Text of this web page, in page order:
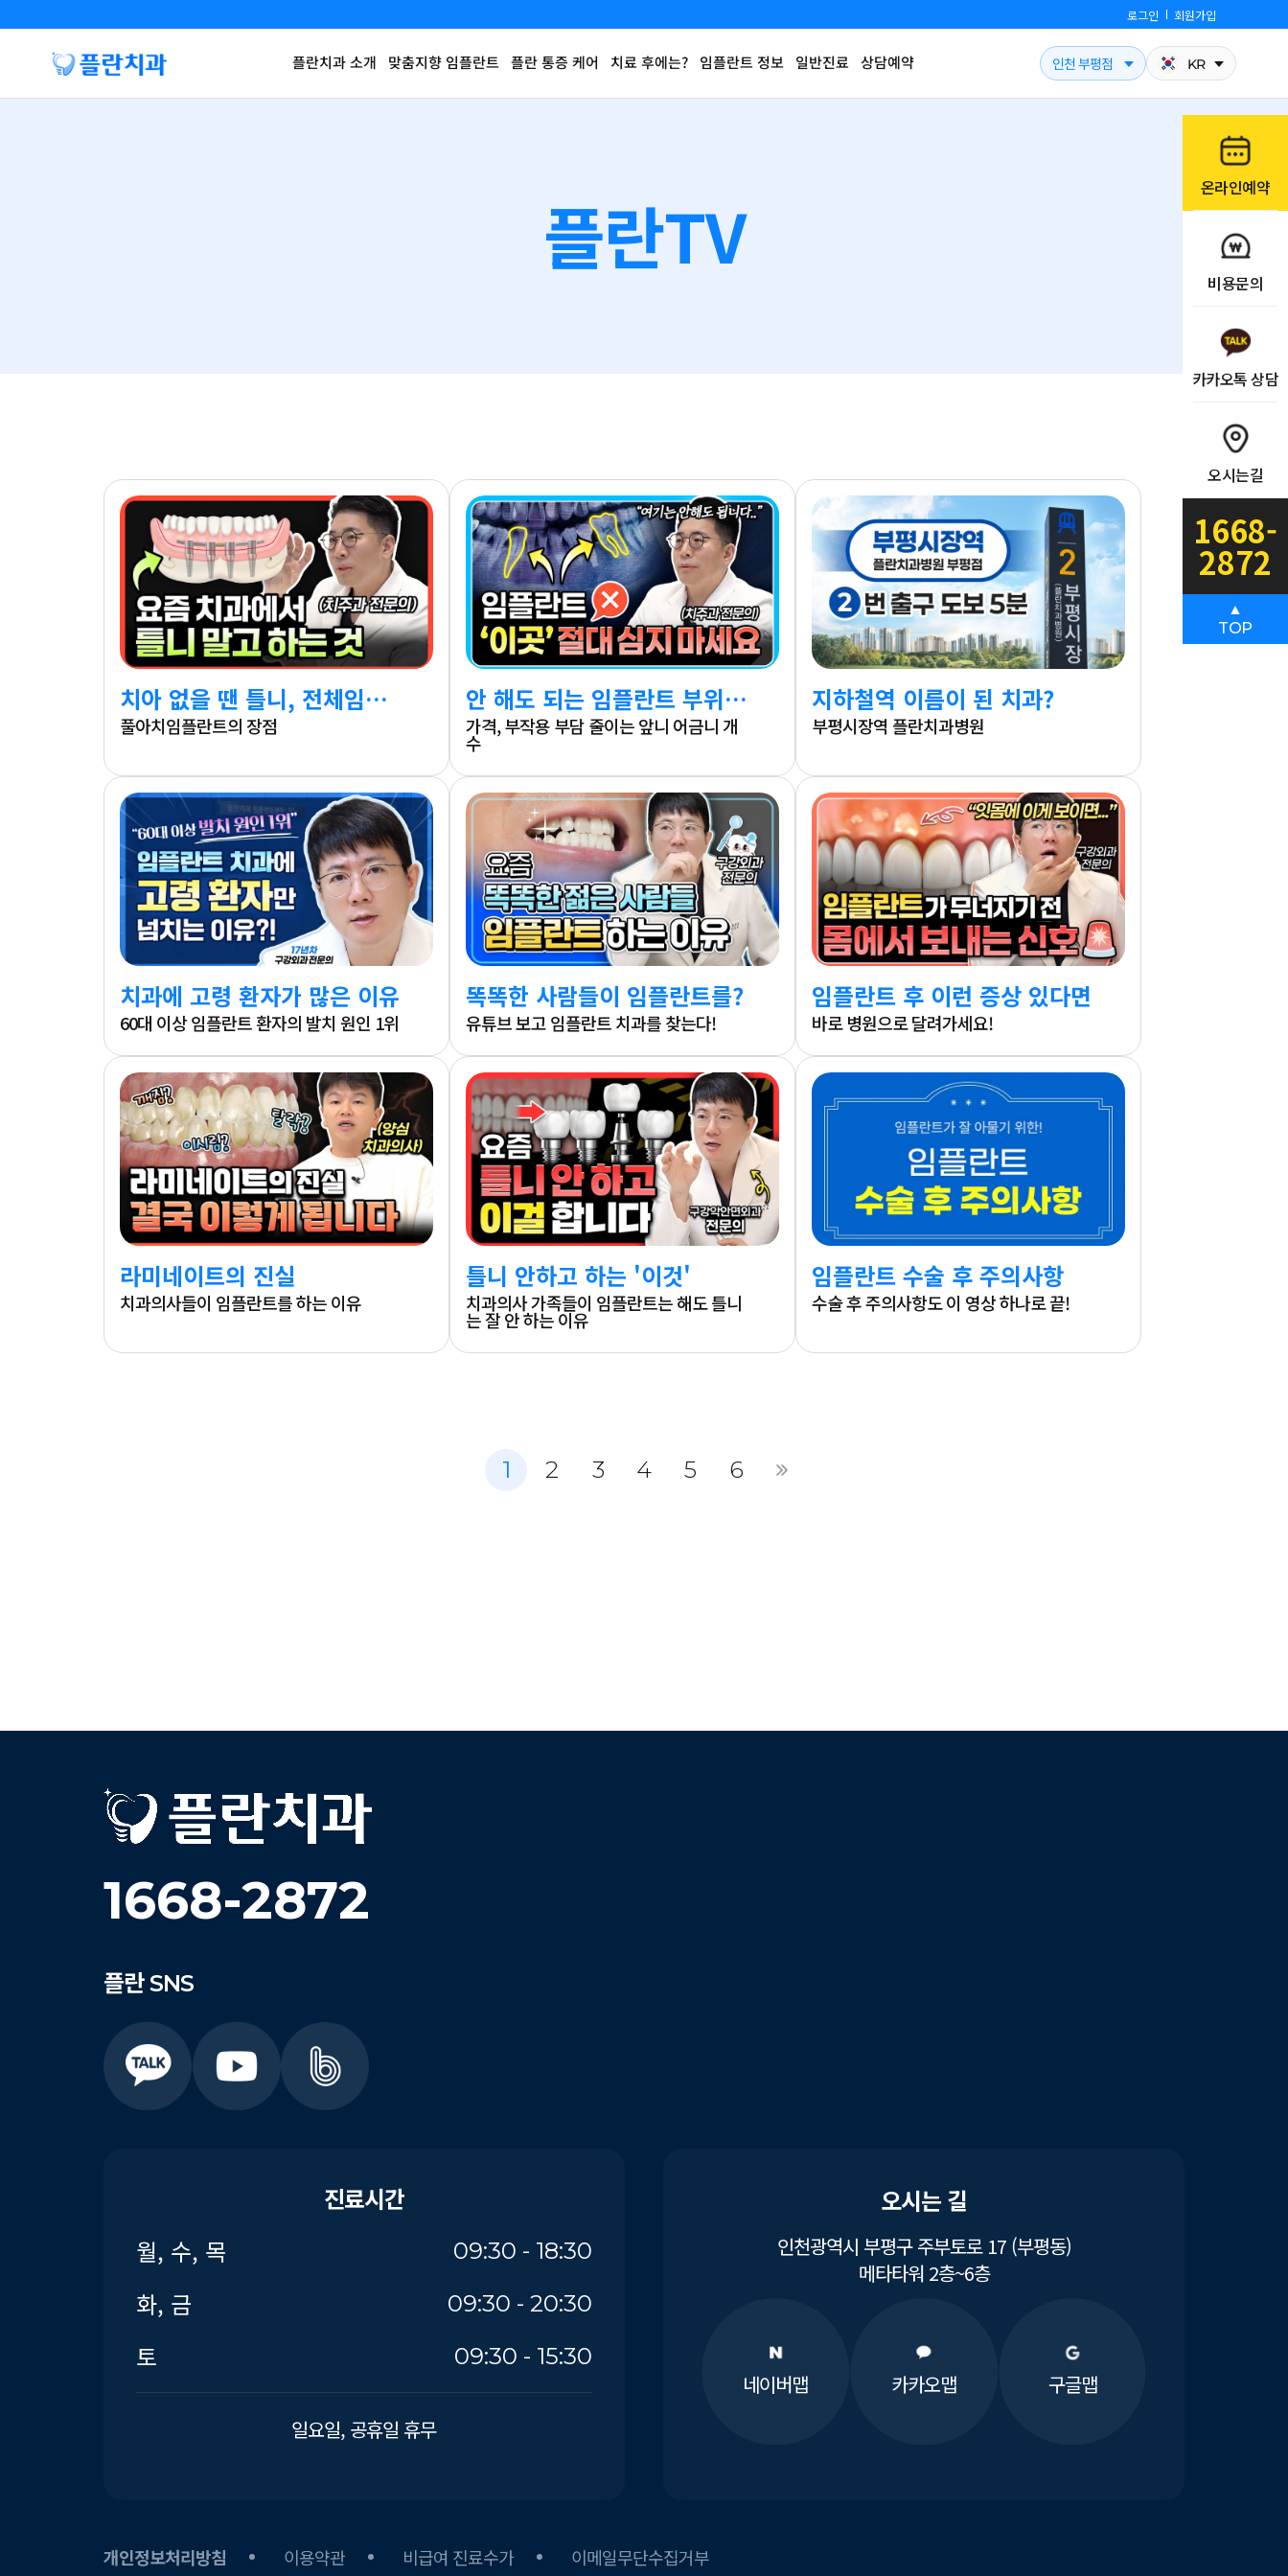
로그인 회원가입
플란치과 소개 맞춤지향 임플란트 플란 통증 케어 치료 후에는? 임플란트 정보 일반진료 상담예약 인천 부평점 KR
플란TV
치아 없을 땐 틀니, 전체임플란트 말고 이걸 많이 합니다.
풀아치임플란트의 장점
안 해도 되는 임플란트 부위 공개합니다.
가격, 부작용 부담 줄이는 앞니 어금니 개
수
지하철역 이름이 된 치과?
부평시장역 플란치과병원
치과에 고령 환자가 많은 이유
60대 이상 임플란트 환자의 발치 원인 1위
똑똑한 사람들이 임플란트를?
유튜브 보고 임플란트 치과를 찾는다!
임플란트 후 이런 증상 있다면
바로 병원으로 달려가세요!
라미네이트의 진실
치과의사들이 임플란트를 하는 이유
틀니 안하고 하는 '이것'
치과의사 가족들이 임플란트는 해도 틀니
는 잘 안 하는 이유
임플란트 수술 후 주의사항
수술 후 주의사항도 이 영상 하나로 끝!
1 2 3 4 5 6
1668-2872
플란SNS
진료시간
월, 수, 목
09:30 - 18:30
화, 금 09:30 - 20:30
토 09:30 - 15:30
일요일, 공휴일 휴무
오시는 길
인천광역시 부평구 주부토로 17 (부평동)
메타타워 2층~6층
네이버맵 카카오맵 구글맵
개인정보처리방침 이용약관 비급여 진료수가 이메일무단수집거부
온라인예약
비용문의
카카오톡 상담
오시는길
1668-
2872
▲
TOP